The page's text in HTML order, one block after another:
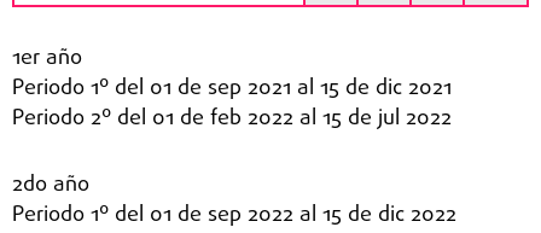
1er año
Periodo 1º del 01 de sep 2021 al 15 de dic 2021
Periodo 2º del 01 de feb 2022 al 15 de jul 2022
2do año
Periodo 1º del 01 de sep 2022 al 15 de dic 2022